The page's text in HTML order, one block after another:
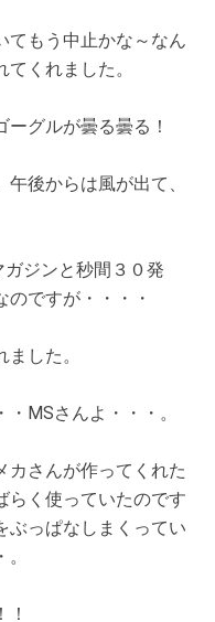
てもう中止かな～なん
くれました。
グルが曇る曇る！
後からは風が出て、
ジンと秒間３０発
ですが・・・・
した。
MSさんよ・・・。
カさんが作ってくれた
らく使っていたのです
ぶっぱなしまくってい